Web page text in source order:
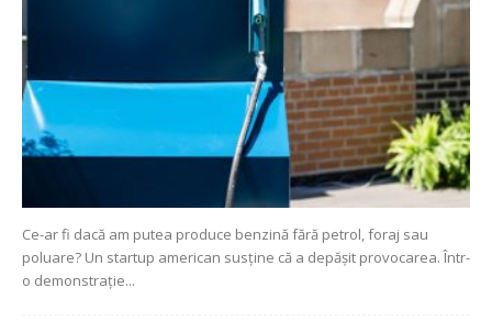
Ce-ar fi dacă am putea produce benzină fără petrol, foraj sau
poluare? Un startup american susține că a depășit provocarea. Într-
o demonstrație...